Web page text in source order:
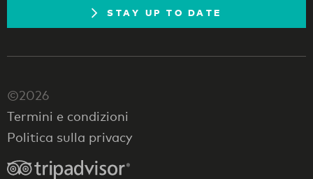
STAY UP TO DATE
©2026
Termini e condizioni
Politica sulla privacy